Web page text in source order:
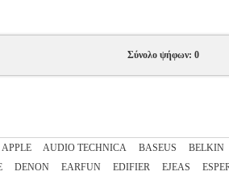
Σύνολο ψήφων: 0
APPLE AUDIO TECHNICA BASEUS BELKIN
DENON EARFUN EDIFIER EJEAS